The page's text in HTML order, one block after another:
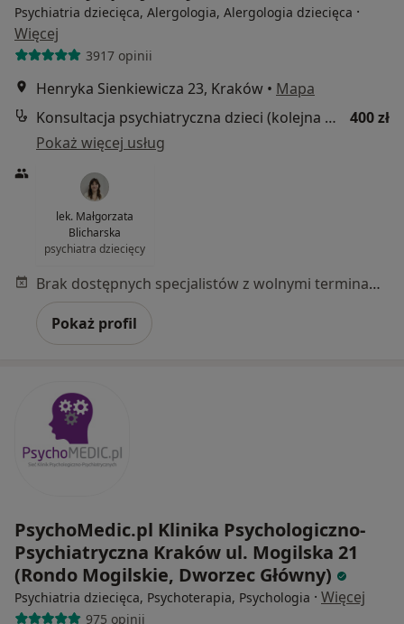
Psychiatria dziecięca, Alergologia, Alergologia dziecięca ·
Więcej
3917 opinii
Henryka Sienkiewicza 23, Kraków • Mapa
Konsultacja psychiatryczna dzieci (kolejna wizyta)
400 zł
Pokaż więcej usług
lek. Małgorzata
Blicharska
psychiatra dziecięcy
Brak dostępnych specjalistów z wolnymi terminami w tym centrum medycznym.
Pokaż profil
PsychoMedic.pl Klinika Psychologiczno-
Psychiatryczna Kraków ul. Mogilska 21
(Rondo Mogilskie, Dworzec Główny)
Psychiatria dziecięca, Psychoterapia, Psychologia · Więcej
975 opinii